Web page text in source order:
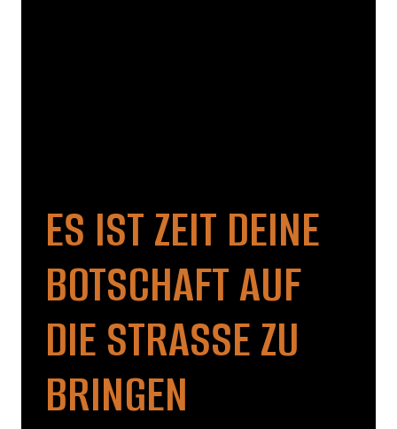
ES IST ZEIT DEINE
BOTSCHAFT AUF
DIE STRASSE ZU B
RINGEN